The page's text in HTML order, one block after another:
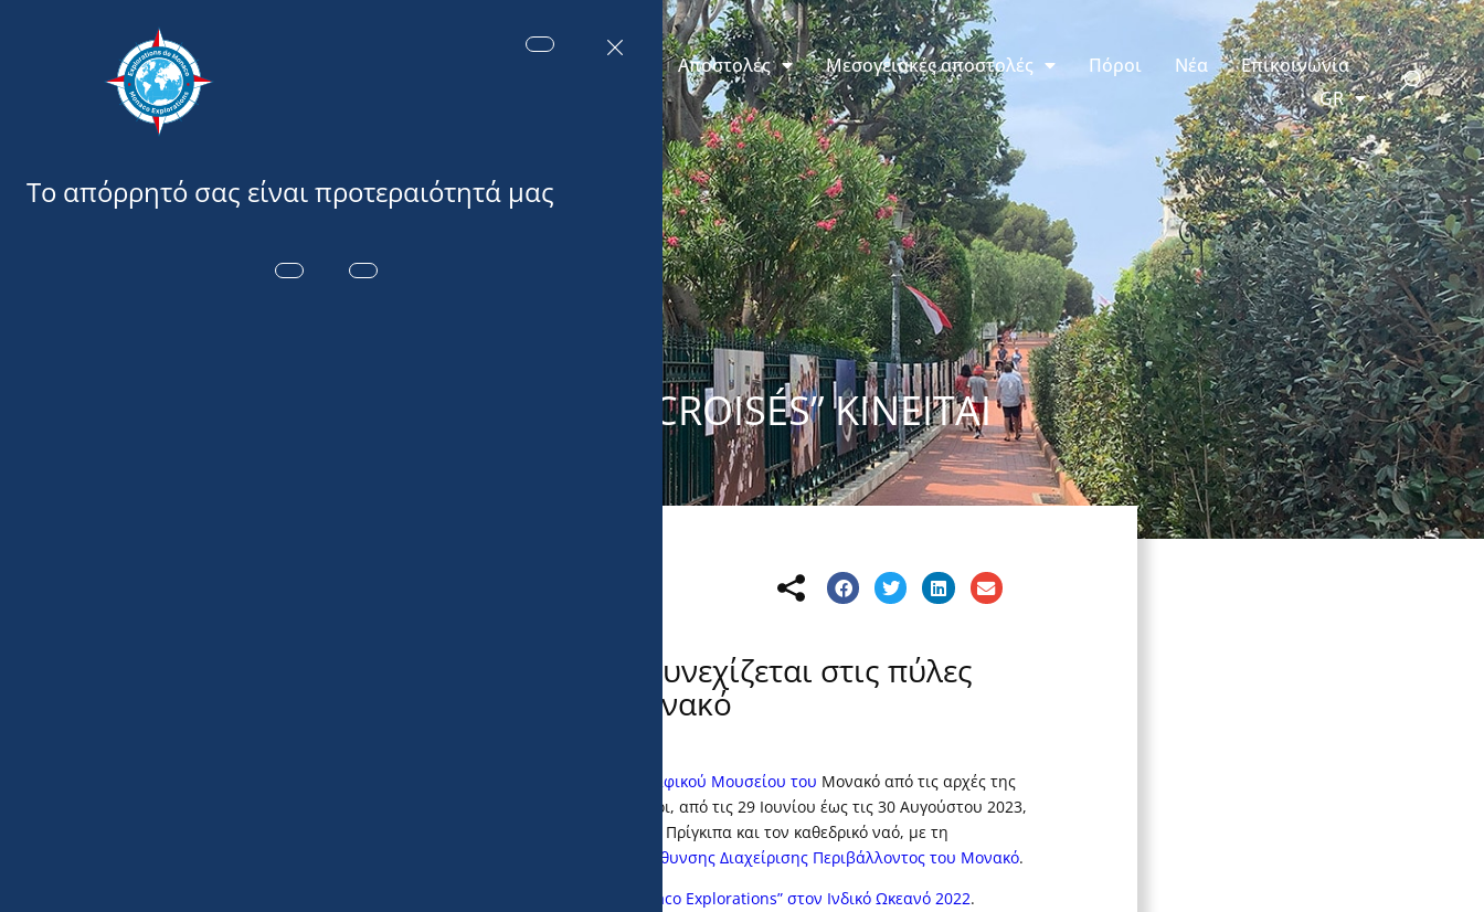
Αποστολές Μεσογειακές αποστολές Πόροι Νέα
Επικοινωνία
GR
Η ΈΚΘΕΣΗ “REGARDS CROISÉS” ΚΙΝΕΊΤΑΙ
Η έκθεση "Regards croisés" συνεχίζεται στις πύλες
των κήπων St-Martin του Μονακό
Ωκεανογραφικού Μουσείου του Μονακό από τις αρχές της
άνοιξης, η έκθεση “Regards croisés” θα συνεχιστεί όλο το καλοκαίρι, από τις 29 Ιουνίου έως τις 30 Αυγούστου 2023,
στα κιγκλιδώματα των κήπων του St-Martin, κοντά στο Παλάτι του Πρίγκιπα και τον καθεδρικό ναό, με τη
Διεύθυνσης Διαχείρισης Περιβάλλοντος του Μονακό.
αποστολής “Monaco Explorations” στον Ινδικό Ωκεανό 2022.